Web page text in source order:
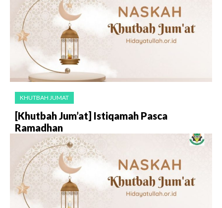
KHUTBAH JUMAT
[Khutbah Jum’at] Istiqamah Pasca
Ramadhan